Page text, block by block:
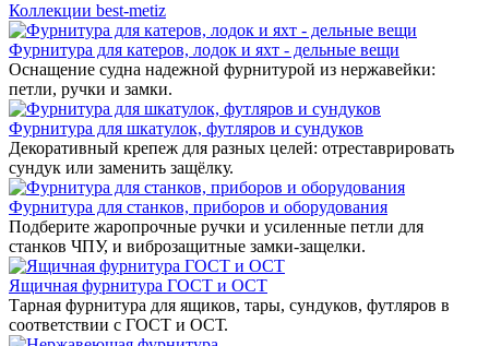
Коллекции best-metiz
Фурнитура для катеров, лодок и яхт - дельные вещи
Оснащение судна надежной фурнитурой из нержавейки:
петли, ручки и замки.
Фурнитура для шкатулок, футляров и сундуков
Декоративный крепеж для разных целей: отреставрировать
сундук или заменить защёлку.
Фурнитура для станков, приборов и оборудования
Подберите жаропрочные ручки и усиленные петли для
станков ЧПУ, и виброзащитные замки-защелки.
Ящичная фурнитура ГОСТ и ОСТ
Тарная фурнитура для ящиков, тары, сундуков, футляров в
соответствии с ГОСТ и ОСТ.